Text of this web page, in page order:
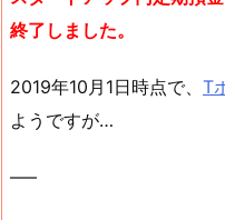
終了しました。
2019年10月1日時点で、 T
ようですが…
—–